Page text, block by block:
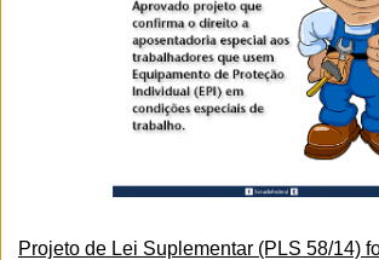
Projeto de Lei Suplementar (PLS 58/14)